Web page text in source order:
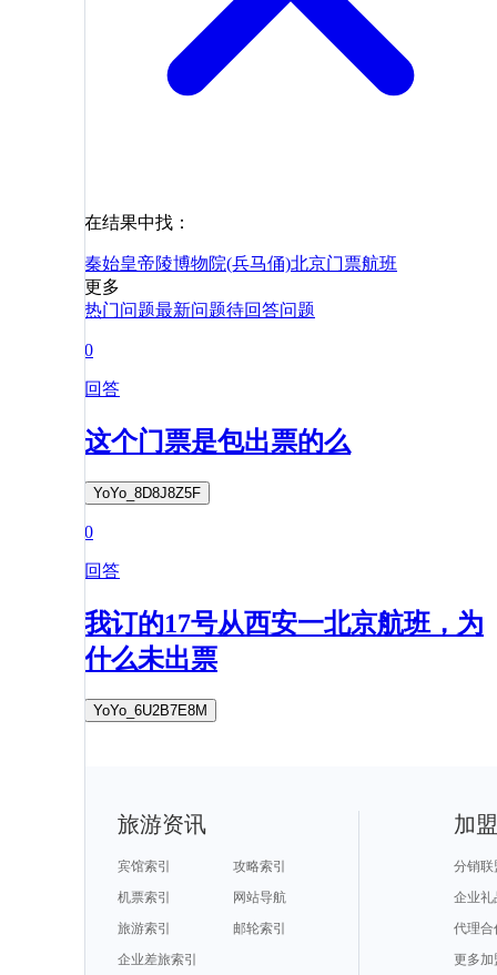
在结果中找：
秦始皇帝陵博物院(兵马俑)北京门票航班
更多
热门问题最新问题待回答问题
0
回答
这个门票是包出票的么
YoYo_8D8J8Z5F
0
回答
我订的17号从西安一北京航班，为
什么未出票
YoYo_6U2B7E8M
旅游资讯
宾馆索引
攻略索引
机票索引
网站导航
旅游索引
邮轮索引
企业差旅索引
加
分销联
企业礼
代理合
更多加